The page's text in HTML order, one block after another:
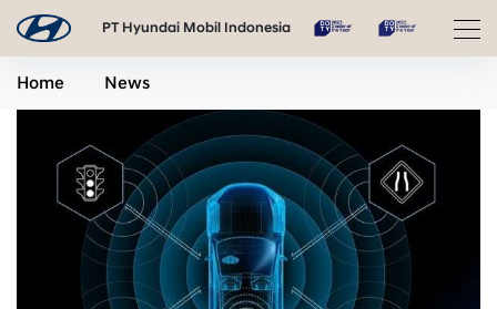
PT Hyundai Mobil Indonesia
Home News